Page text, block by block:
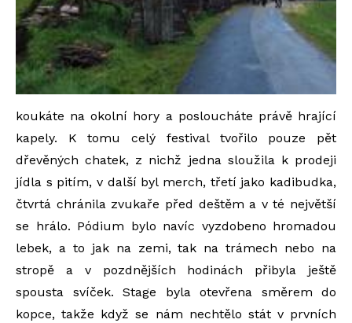
koukáte na okolní hory a posloucháte právě hrající
kapely. K tomu celý festival tvořilo pouze pět
dřevěných chatek, z nichž jedna sloužila k prodeji
jídla s pitím, v další byl merch, třetí jako kadibudka,
čtvrtá chránila zvukaře před deštěm a v té největší
se hrálo. Pódium bylo navíc vyzdobeno hromadou
lebek, a to jak na zemi, tak na trámech nebo na
stropě a v pozdnějších hodinách přibyla ještě
spousta svíček. Stage byla otevřena směrem do
kopce, takže když se nám nechtělo stát v prvních